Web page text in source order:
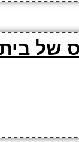
של